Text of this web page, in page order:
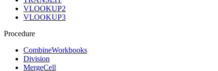
VLOOKUP2
VLOOKUP3
Procedure
CombineWorkbooks
Division
MergeCell